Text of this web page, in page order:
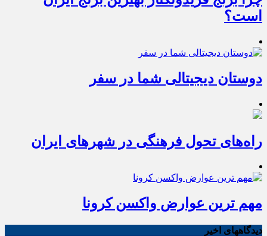
است؟
دوستان دیجیتالی شما در سفر
راه‌های تحول فرهنگی در شهرهای ایران
مهم ترین عوارض واکسن کرونا
دیدگاههای اخیر